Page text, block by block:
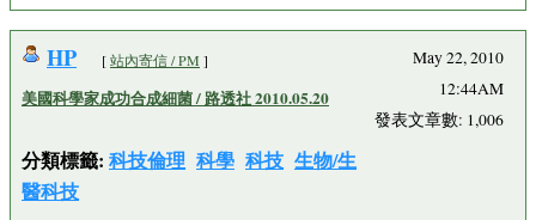
HP [站內寄信 / PM ]
美國科學家成功合成細菌 / 路透社 2010.05.20
分類標籤: 科技倫理 科學 科技 生物/生
醫科技
May 22, 2010
12:44AM
發表文章數: 1,006